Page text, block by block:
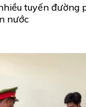
tuyến đường
nước